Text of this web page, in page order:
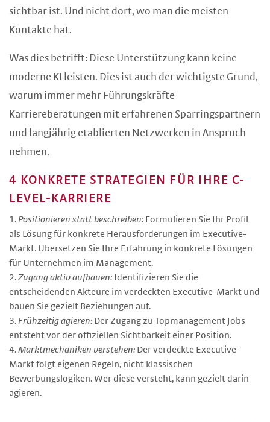
sichtbar ist. Und nicht dort, wo man die meisten
Kontakte hat.
Was dies betrifft: Diese Unterstützung kann keine
moderne KI leisten. Dies ist auch der wichtigste Grund,
warum immer mehr Führungskräfte
Karriereberatungen mit erfahrenen Sparringspartnern
und langjährig etablierten Netzwerken in Anspruch
nehmen.
4 KONKRETE STRATEGIEN FÜR IHRE C-
LEVEL-KARRIERE
Positionieren statt beschreiben: Formulieren Sie Ihr Profil
als Lösung für konkrete Herausforderungen im Executive-
Markt. Übersetzen Sie Ihre Erfahrung in konkrete Lösungen
für Unternehmen im Management.
Zugang aktiv aufbauen: Identifizieren Sie die
entscheidenden Akteure im verdeckten Executive-Markt und
bauen Sie gezielt Beziehungen auf.
Frühzeitig agieren: Der Zugang zu Topmanagement Jobs
entsteht vor der offiziellen Sichtbarkeit einer Position.
Marktmechaniken verstehen: Der verdeckte Executive-
Markt folgt eigenen Regeln, nicht klassischen
Bewerbungslogiken. Wer diese versteht, kann gezielt darin
agieren.